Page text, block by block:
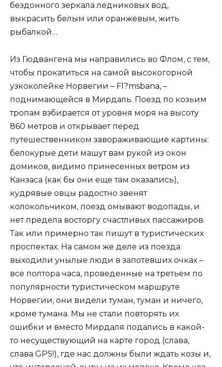
бездонного зеркала ледниковых вод,
выкрасить белым или оранжевым, жить
рыбалкой…
Из Гюдвангена мы направились во Флом, с тем,
чтобы прокатиться на самой высокогорной
узкоколейке Норвегии – Fl?msbana, –
поднимающейся в Мирдаль. Поезд по козьим
тропам взбирается от уровня моря на высоту
860 метров и открывает перед
путешественником завораживающие картины:
белокурые дети машут вам рукой из окон
домиков, видимо принесенных ветром из
Канзаса (как бы они еще там оказались),
кудрявые овцы радостно звенят
колокольчиком, поезд омывают водопады, и
нет предела восторгу счастливых пассажиров.
Так или примерно так пишут в туристических
проспектах. На самом же деле из поезда
выходили унылые люди в запотевших очках –
все полтора часа, проведенные на третьем по
популярности туристическом маршруте
Норвегии, они видели туман, туман и ничего,
кроме тумана. Мы не стали повторять их
ошибки и вместо Мирдаля подались в какой-
то несуществующий на карте город (слава,
слава GPS!), где нас должны были ждать козы и,